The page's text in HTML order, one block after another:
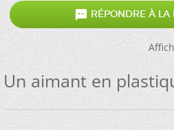
 RÉPONDRE À LA
Un aimant en